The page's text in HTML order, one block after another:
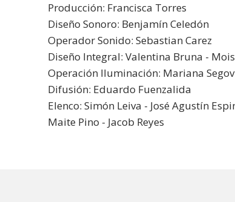
Producción: Francisca Torres
Diseño Sonoro: Benjamín Celedón
Operador Sonido: Sebastian Carez
Diseño Integral: Valentina Bruna -
Operación Iluminación: Mariana
Difusión: Eduardo Fuenzalida
Elenco: Simón Leiva - José Agustín
Maite Pino - Jacob Reyes